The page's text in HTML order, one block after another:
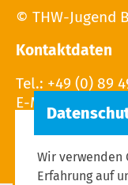
© THW-Jugend
Kontaktdaten
Tel.: +49 (0) 89
E-Mail:
Wir verwenden
Erfahrung auf